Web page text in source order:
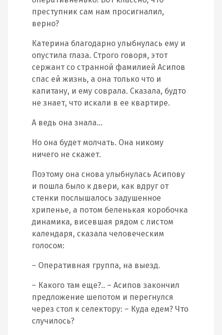
преступник сам нам просигналил,
верно?
Катерина благодарно улыбнулась ему и
опустила глаза. Строго говоря, этот
сержант со странной фамилией Асипов
спас ей жизнь, а она только что и
капитану, и ему соврала. Сказала, будто
не знает, что искали в ее квартире.
А ведь она знала…
Но она будет молчать. Она никому
ничего не скажет.
Поэтому она снова улыбнулась Асипову
и пошла было к двери, как вдруг от
стенки послышалось задушенное
хрипенье, а потом беленькая коробочка
динамика, висевшая рядом с листом
календаря, сказала человеческим
голосом:
– Оперативная группа, на выезд.
– Какого там еще?.. – Асипов закончил
предложение шепотом и перегнулся
через стол к селектору: – Куда едем? Что
случилось?